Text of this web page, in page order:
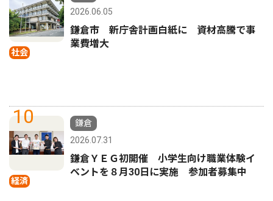
社会
2026.06.05
鎌倉市 新庁舎計画白紙に 資材高騰で事
業費増大
10
経済
鎌倉
2026.07.31
鎌倉ＹＥＧ初開催 小学生向け職業体験イ
ベントを８月30日に実施 参加者募集中